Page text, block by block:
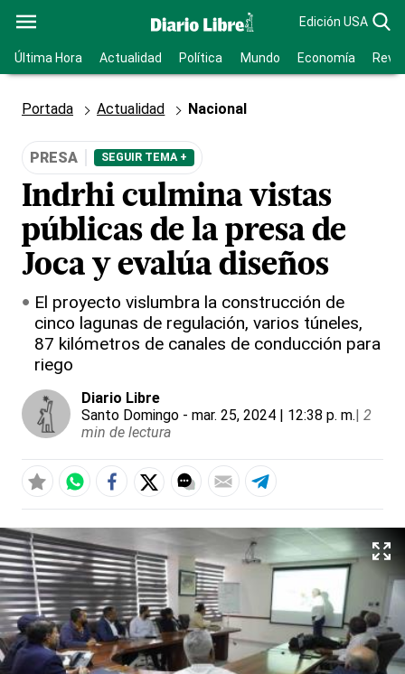
Edición USA
Última Hora Actualidad Política Mundo Economía
Portada Actualidad Nacional
PRESA SEGUIR TEMA +
Indrhi culmina vistas
públicas de la presa de
Joca y evalúa diseños
El proyecto vislumbra la construcción de
cinco lagunas de regulación, varios túneles,
87 kilómetros de canales de conducción para
riego
Diario Libre
Santo Domingo - mar. 25, 2024 | 12:38 p. m.| 2
min de lectura